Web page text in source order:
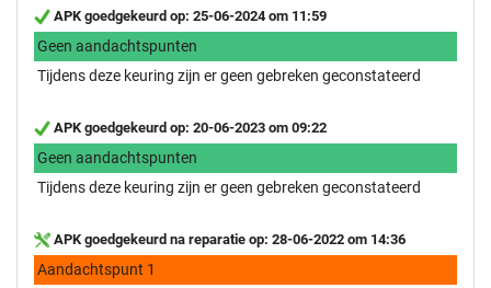
APK goedgekeurd op: 25-06-2024 om 11:59
Geen aandachtspunten
Tijdens deze keuring zijn er geen gebreken geconstateerd
APK goedgekeurd op: 20-06-2023 om 09:22
Geen aandachtspunten
Tijdens deze keuring zijn er geen gebreken geconstateerd
APK goedgekeurd na reparatie op: 28-06-2022 om 14:36
Aandachtspunt 1